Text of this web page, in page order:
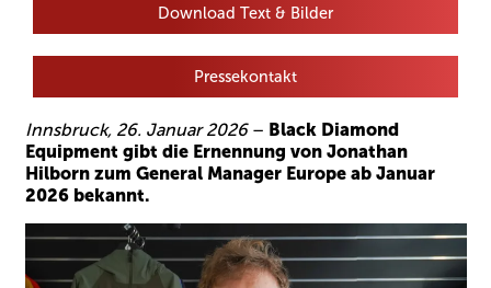
Download Text & Bilder
Pressekontakt
Innsbruck, 26. Januar 2026– Black Diamond
Equipment gibt die Ernennung von Jonathan
Hilborn zum General Manager Europe ab Januar
2026 bekannt.